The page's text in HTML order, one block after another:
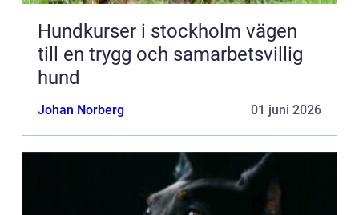
Hundkurser i stockholm vägen
till en trygg och samarbetsvillig
hund
Johan Norberg 01 juni 2026